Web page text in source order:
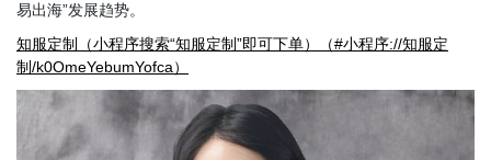
易出海”发展趋势。
知服定制（小程序搜索“知服定制”即可下单）（#小程序://知服定
制/k0OmeYebumYofca）